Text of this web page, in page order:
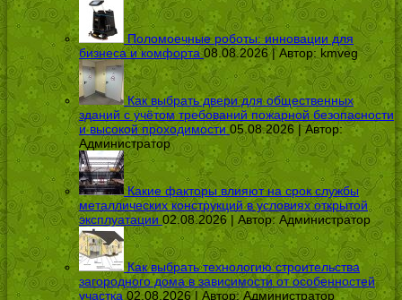
Поломоечные роботы: инновации для
бизнеса и комфорта 08.08.2026 | Автор: kmveg
Как выбрать двери для общественных
зданий с учётом требований пожарной безопасности
и высокой проходимости 05.08.2026 | Автор:
Администратор
Какие факторы влияют на срок службы
металлических конструкций в условиях открытой
эксплуатации 02.08.2026 | Автор: Администратор
Как выбрать технологию строительства
загородного дома в зависимости от особенностей
участка 02.08.2026 | Автор:Администратор